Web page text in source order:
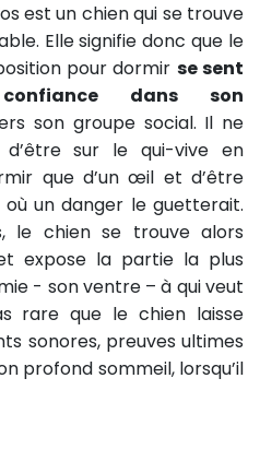
est un chien qui se trouve
Elle signifie donc que le
pour dormir se sent
dans son
son groupe social. Il ne
sur le qui-vive en
que d’un œil et d’être
un danger le guetterait.
le chien se trouve alors
expose la partie la plus
- son ventre – à qui veut
rare que le chien laisse
sonores, preuves ultimes
profond sommeil, lorsqu’il